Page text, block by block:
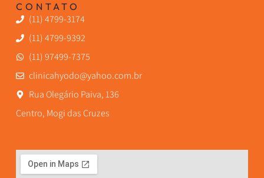
CONTATO
(11) 4799-3174
(11) 4799-9392
(11) 97499-7375
clinicahyodo@yahoo.com.br
Rua Olegário Paiva, 136
Centro, Mogi das Cruzes